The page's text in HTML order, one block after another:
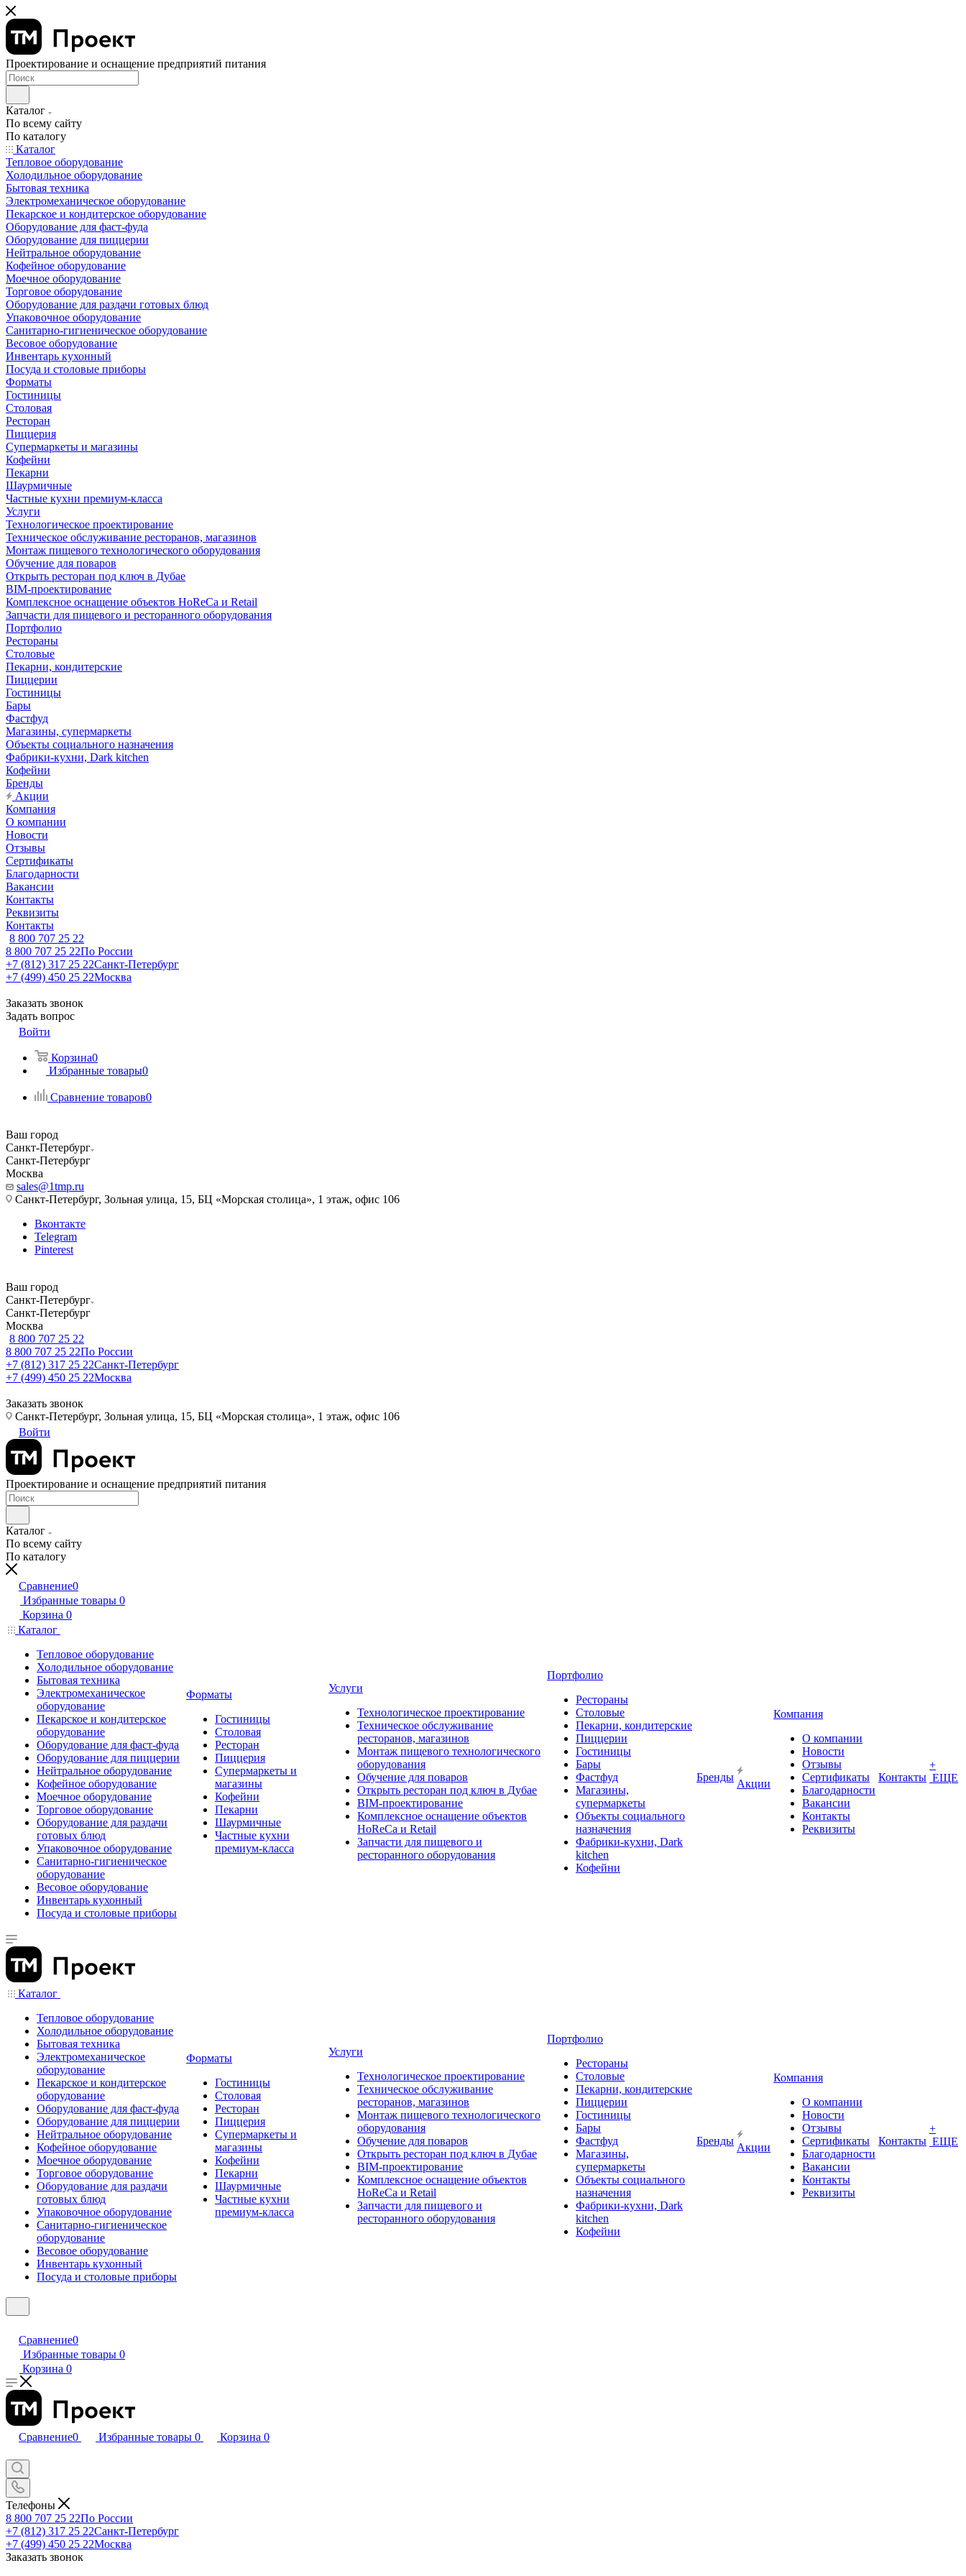
Проектирование и оснащение предприятий питания
Каталог
По всему сайту
По каталогу
Каталог
Тепловое оборудование
Холодильное оборудование
Бытовая техника
Электромеханическое оборудование
Пекарское и кондитерское оборудование
Оборудование для фаст-фуда
Оборудование для пиццерии
Нейтральное оборудование
Кофейное оборудование
Моечное оборудование
Торговое оборудование
Оборудование для раздачи готовых блюд
Упаковочное оборудование
Санитарно-гигиеническое оборудование
Весовое оборудование
Инвентарь кухонный
Посуда и столовые приборы
Форматы
Гостиницы
Столовая
Ресторан
Пиццерия
Супермаркеты и магазины
Кофейни
Пекарни
Шаурмичные
Частные кухни премиум-класса
Услуги
Технологическое проектирование
Техническое обслуживание ресторанов, магазинов
Монтаж пищевого технологического оборудования
Обучение для поваров
Открыть ресторан под ключ в Дубае
BIM-проектирование
Комплексное оснащение объектов HoReCa и Retail
Запчасти для пищевого и ресторанного оборудования
Портфолио
Рестораны
Столовые
Пекарни, кондитерские
Пиццерии
Гостиницы
Бары
Фастфуд
Магазины, супермаркеты
Объекты социального назначения
Фабрики-кухни, Dark kitchen
Кофейни
Бренды
Акции
Компания
О компании
Новости
Отзывы
Сертификаты
Благодарности
Вакансии
Контакты
Реквизиты
Контакты
8 800 707 25 22
8 800 707 25 22По России
+7 (812) 317 25 22Санкт-Петербург
+7 (499) 450 25 22Москва
Заказать звонок
Задать вопрос
Войти
Корзина0
Избранные товары0
Сравнение товаров0
Ваш город
Санкт-Петербург
Санкт-Петербург
Москва
sales@1tmp.ru
Санкт-Петербург, Зольная улица, 15, БЦ «Морская столица», 1 этаж, офис 106
Вконтакте
Telegram
Pinterest
Ваш город
Санкт-Петербург
Санкт-Петербург
Москва
8 800 707 25 22
8 800 707 25 22По России
+7 (812) 317 25 22Санкт-Петербург
+7 (499) 450 25 22Москва
Заказать звонок
Санкт-Петербург, Зольная улица, 15, БЦ «Морская столица», 1 этаж, офис 106
Войти
Проектирование и оснащение предприятий питания
Каталог
По всему сайту
По каталогу
Сравнение0
Избранные товары 0
Корзина 0
Каталог
Тепловое оборудование
Холодильное оборудование
Бытовая техника
Электромеханическое
оборудование
Пекарское и кондитерское
оборудование
Оборудование для фаст-фуда
Оборудование для пиццерии
Нейтральное оборудование
Кофейное оборудование
Моечное оборудование
Торговое оборудование
Оборудование для раздачи
готовых блюд
Упаковочное оборудование
Санитарно-гигиеническое
оборудование
Весовое оборудование
Инвентарь кухонный
Посуда и столовые приборы
Форматы
Гостиницы
Столовая
Ресторан
Пиццерия
Супермаркеты и
магазины
Кофейни
Пекарни
Шаурмичные
Частные кухни
премиум-класса
Услуги
Технологическое проектирование
Техническое обслуживание
ресторанов, магазинов
Монтаж пищевого технологического
оборудования
Обучение для поваров
Открыть ресторан под ключ в Дубае
BIM-проектирование
Комплексное оснащение объектов
HoReCa и Retail
Запчасти для пищевого и
ресторанного оборудования
Портфолио
Рестораны
Столовые
Пекарни, кондитерские
Пиццерии
Гостиницы
Бары
Фастфуд
Магазины,
супермаркеты
Объекты социального
назначения
Фабрики-кухни, Dark
kitchen
Кофейни
Бренды
Акции
Компания
О компании
Новости
Отзывы
Сертификаты
Благодарности
Вакансии
Контакты
Реквизиты
Контакты
+
ЕЩЕ
Каталог
Тепловое оборудование
Холодильное оборудование
Бытовая техника
Электромеханическое
оборудование
Пекарское и кондитерское
оборудование
Оборудование для фаст-фуда
Оборудование для пиццерии
Нейтральное оборудование
Кофейное оборудование
Моечное оборудование
Торговое оборудование
Оборудование для раздачи
готовых блюд
Упаковочное оборудование
Санитарно-гигиеническое
оборудование
Весовое оборудование
Инвентарь кухонный
Посуда и столовые приборы
Форматы
Гостиницы
Столовая
Ресторан
Пиццерия
Супермаркеты и
магазины
Кофейни
Пекарни
Шаурмичные
Частные кухни
премиум-класса
Услуги
Технологическое проектирование
Техническое обслуживание
ресторанов, магазинов
Монтаж пищевого технологического
оборудования
Обучение для поваров
Открыть ресторан под ключ в Дубае
BIM-проектирование
Комплексное оснащение объектов
HoReCa и Retail
Запчасти для пищевого и
ресторанного оборудования
Портфолио
Рестораны
Столовые
Пекарни, кондитерские
Пиццерии
Гостиницы
Бары
Фастфуд
Магазины,
супермаркеты
Объекты социального
назначения
Фабрики-кухни, Dark
kitchen
Кофейни
Бренды
Акции
Компания
О компании
Новости
Отзывы
Сертификаты
Благодарности
Вакансии
Контакты
Реквизиты
Контакты
+
ЕЩЕ
Сравнение0
Избранные товары 0
Корзина 0
Сравнение0 Избранные товары 0 Корзина 0
Телефоны
8 800 707 25 22По России
+7 (812) 317 25 22Санкт-Петербург
+7 (499) 450 25 22Москва
Заказать звонок